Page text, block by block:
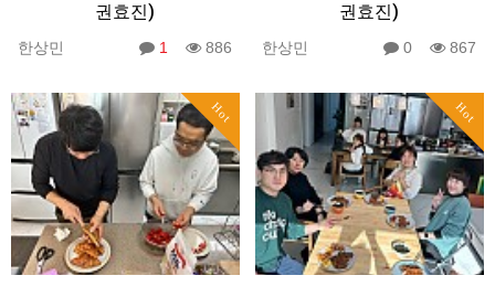
권효진)
한상민 1 886
권효진)
한상민 0 867
Hot Hot